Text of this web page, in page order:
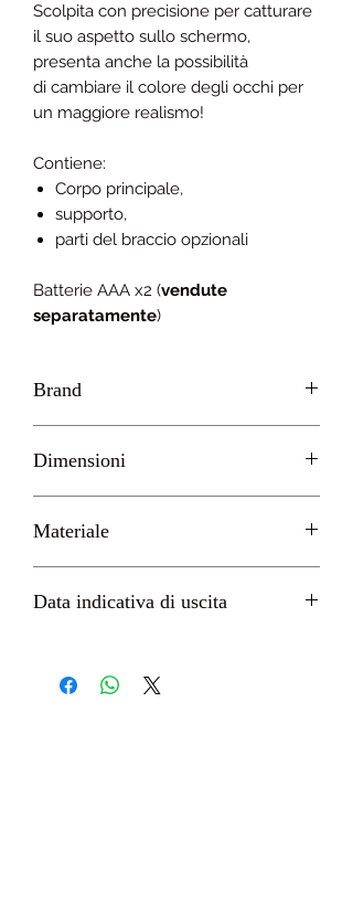
Scolpita con precisione per catturare
il suo aspetto sullo schermo,
presenta anche la possibilità
di cambiare il colore degli occhi per
un maggiore realismo!
Contiene:
Corpo principale,
supporto,
parti del braccio opzionali
Batterie AAA x2 (vendute
separatamente)
Brand
Dimensioni
Materiale
Data indicativa di uscita